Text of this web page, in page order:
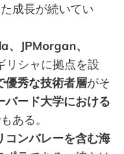
成長が続いてい
JPMorgan、
リシャに拠点を設
優秀な技術者層がそ
バード大学における
ある。
コンバレーを含む海